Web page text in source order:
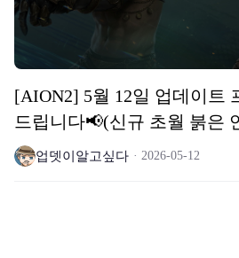
[AION2] 5월 12일 업데이트
드립니다📢(신규 초월 붉은
트, 신규 아르카나, 세번째 시
업뎃이알고싶다 2026-05-12